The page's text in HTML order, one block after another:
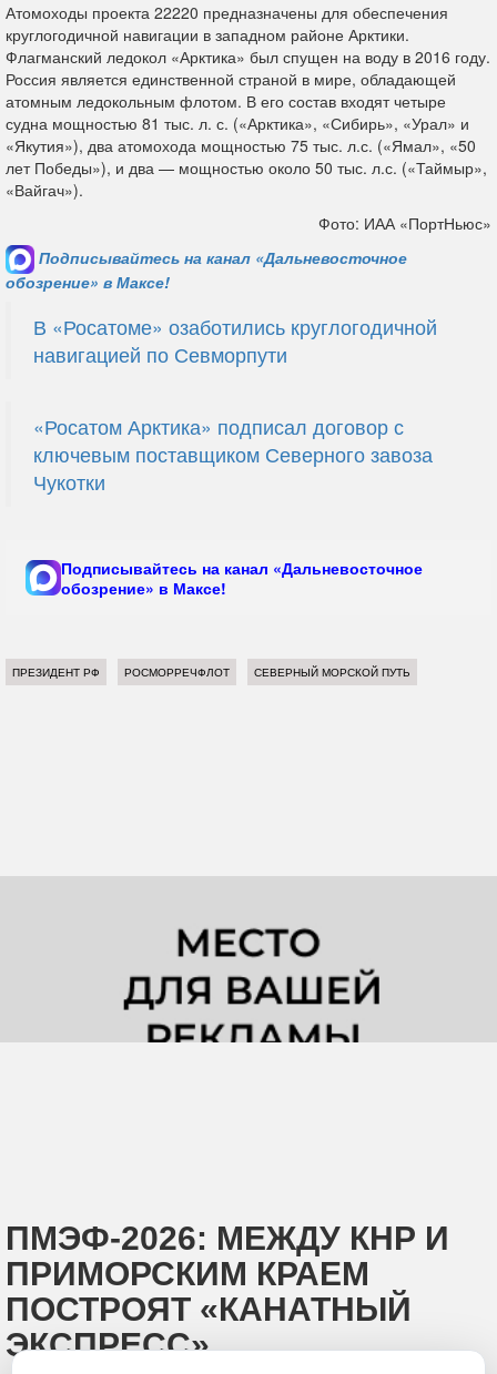
Атомоходы проекта 22220 предназначены для обеспечения
круглогодичной навигации в западном районе Арктики.
Флагманский ледокол «Арктика» был спущен на воду в 2016 году.
Россия является единственной страной в мире, обладающей
атомным ледокольным флотом. В его состав входят четыре
судна мощностью 81 тыс. л. с. («Арктика», «Сибирь», «Урал» и
«Якутия»), два атомохода мощностью 75 тыс. л.с. («Ямал», «50
лет Победы»), и два — мощностью около 50 тыс. л.с. («Таймыр»,
«Вайгач»).
Фото: ИАА «ПортНьюс»
Подписывайтесь на канал «Дальневосточное
обозрение» в Максе!
В «Росатоме» озаботились круглогодичной
навигацией по Севморпути
«Росатом Арктика» подписал договор с
ключевым поставщиком Северного завоза
Чукотки
Подписывайтесь на канал «Дальневосточное
обозрение» в Максе!
ПРЕЗИДЕНТ РФ РОСМОРРЕЧФЛОТ СЕВЕРНЫЙ МОРСКОЙ ПУТЬ
ПМЭФ-2026: МЕЖДУ КНР И
ПРИМОРСКИМ КРАЕМ
ПОСТРОЯТ «КАНАТНЫЙ
ЭКСПРЕСС»